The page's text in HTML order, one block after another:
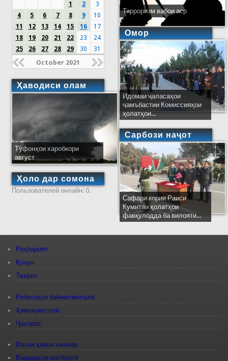
1
2
3
4
5 6 7 8 9
10
11
12 13 14 15 16
17
18
19 20 21 22 23
24
25
26 27 28 29 30 31
October 2021
Ҳаводиси олам
Тӯфонҳои харобкори
август
Ҳоло дар сомона
Пользователей онлайн: 0.
Терроризм вабои аср
Омор
Идомаи ҷаласаҳои
ҷамъбастии Комиссияҳои
ҳолатҳои...
Сарбози наҷот
Сафари кории Раиси
Кумитаи ҳолатҳои
фавқулодда ба вилояти...
Роҳбарият
Қонун
Таърих
Робитаҳои байналмилалӣ
Ҳамоҳангсозӣ
Ҷасорат
Вазъи ҳавои кишвар
Варақаҳои матбуотӣ